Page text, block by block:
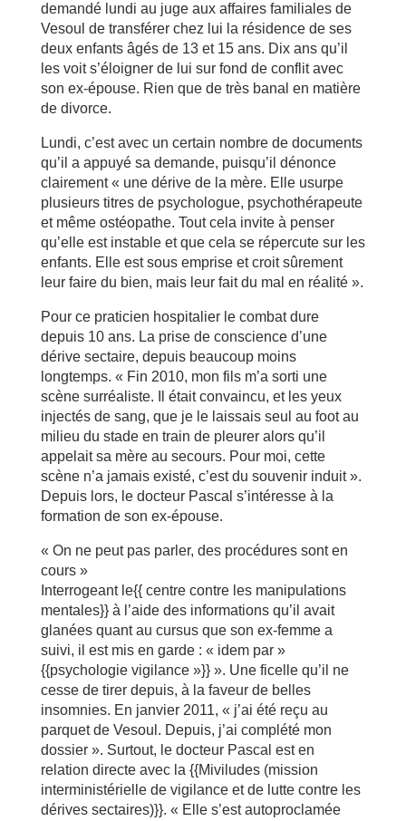
demandé lundi au juge aux affaires familiales de
Vesoul de transférer chez lui la résidence de ses
deux enfants âgés de 13 et 15 ans. Dix ans qu’il
les voit s’éloigner de lui sur fond de conflit avec
son ex-épouse. Rien que de très banal en matière
de divorce.
Lundi, c’est avec un certain nombre de documents
qu’il a appuyé sa demande, puisqu’il dénonce
clairement « une dérive de la mère. Elle usurpe
plusieurs titres de psychologue, psychothérapeute
et même ostéopathe. Tout cela invite à penser
qu’elle est instable et que cela se répercute sur les
enfants. Elle est sous emprise et croit sûrement
leur faire du bien, mais leur fait du mal en réalité ».
Pour ce praticien hospitalier le combat dure
depuis 10 ans. La prise de conscience d’une
dérive sectaire, depuis beaucoup moins
longtemps. « Fin 2010, mon fils m’a sorti une
scène surréaliste. Il était convaincu, et les yeux
injectés de sang, que je le laissais seul au foot au
milieu du stade en train de pleurer alors qu’il
appelait sa mère au secours. Pour moi, cette
scène n’a jamais existé, c’est du souvenir induit ».
Depuis lors, le docteur Pascal s’intéresse à la
formation de son ex-épouse.
« On ne peut pas parler, des procédures sont en
cours »
Interrogeant le{{ centre contre les manipulations
mentales}} à l’aide des informations qu’il avait
glanées quant au cursus que son ex-femme a
suivi, il est mis en garde : « idem par »
{{psychologie vigilance »}} ». Une ficelle qu’il ne
cesse de tirer depuis, à la faveur de belles
insomnies. En janvier 2011, « j’ai été reçu au
parquet de Vesoul. Depuis, j’ai complété mon
dossier ». Surtout, le docteur Pascal est en
relation directe avec la {{Miviludes (mission
interministérielle de vigilance et de lutte contre les
dérives sectaires)}}. « Elle s’est autoproclamée